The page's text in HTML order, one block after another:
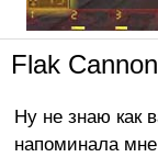
Flak Cannon
Ну не знаю как
напоминала